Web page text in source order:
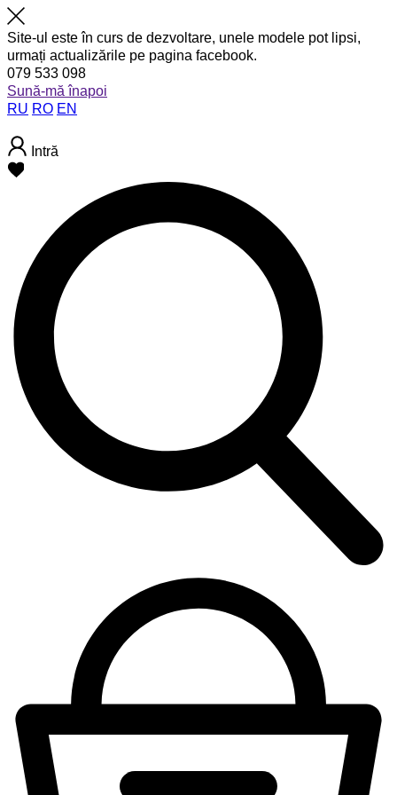
Site-ul este în curs de dezvoltare, unele modele pot lipsi,
urmați actualizările pe pagina facebook.
079 533 098
Sună-mă înapoi
RU RO EN
Intră